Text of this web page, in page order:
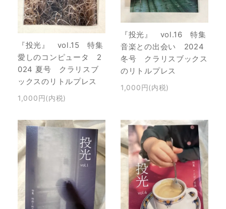
『投光』 vol.15 特集
愛しのコンピュータ 2
024 夏号 クラリスブ
ックスのリトルプレス
1,000円(内税)
『投光』 vol.16 特集
音楽との出会い 2024
冬号 クラリスブックス
のリトルプレス
1,000円(内税)